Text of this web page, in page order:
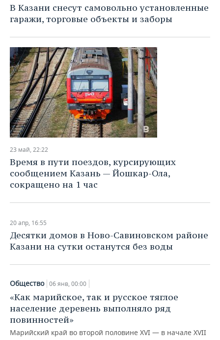
В Казани снесут самовольно установленные
гаражи, торговые объекты и заборы
23 май, 22:22
Время в пути поездов, курсирующих
сообщением Казань — Йошкар-Ола,
сокращено на 1 час
20 апр, 16:55
Десятки домов в Ново-Савиновском районе
Казани на сутки останутся без воды
Общество 06 янв, 00:00
«Как марийское, так и русское тяглое
население деревень выполняло ряд
повинностей»
Марийский край во второй половине XVI — в начале XVII